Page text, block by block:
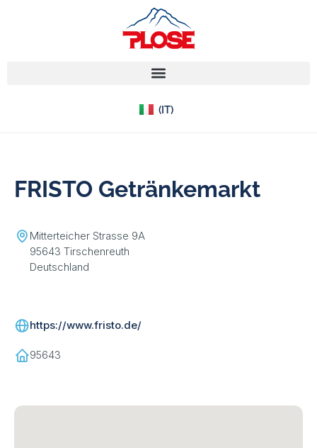
(IT)
(EN)
(DE)
FRISTO Getränkemarkt
Mitterteicher Strasse 9A
95643 Tirschenreuth
Deutschland
https://www.fristo.de/
95643